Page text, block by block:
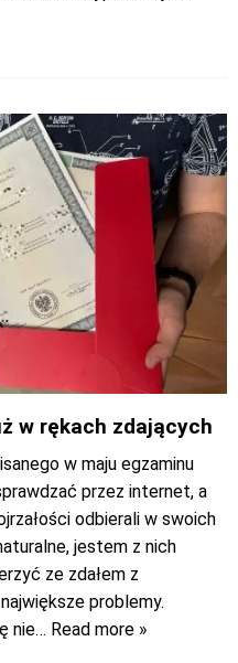
w rękach zdających
w maju egzaminu
przez internet, a
odbierali w swoich
jestem z nich
ze zdałem z
problemy.
nie… Read more »